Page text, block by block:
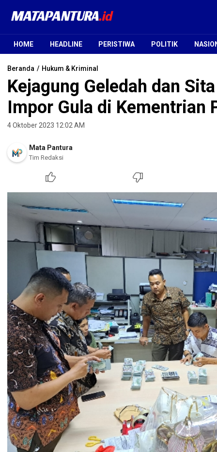
Mata Pantura
Jendela Informasi Terpercaya
HOME HEADLINE PERISTIWA POLITIK
Beranda Hukum & Kriminal
Kejagung Geledah dan
Impor Gula di Kementrian
4 Oktober 2023 12:02 AM
Mata Pantura
Tim Redaksi